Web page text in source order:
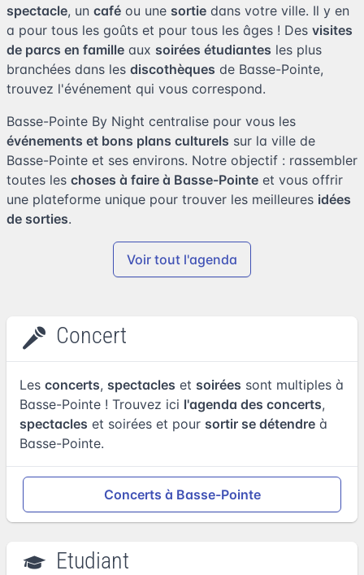
spectacle, un café ou une sortie dans votre ville. Il y en
a pour tous les goûts et pour tous les âges ! Des visites
de parcs en famille aux soirées étudiantes les plus
branchées dans les discothèques de Basse-Pointe,
trouvez l'événement qui vous correspond.
Basse-Pointe By Night centralise pour vous les
événements et bons plans culturels sur la ville de
Basse-Pointe et ses environs. Notre objectif : rassembler
toutes les choses à faire à Basse-Pointe et vous offrir
une plateforme unique pour trouver les meilleures idées
de sorties.
Voir tout l'agenda
Concert
Les concerts, spectacles et soirées sont multiples à
Basse-Pointe ! Trouvez ici l'agenda des concerts,
spectacles et soirées et pour sortir se détendre à
Basse-Pointe.
Concerts à Basse-Pointe
Etudiant